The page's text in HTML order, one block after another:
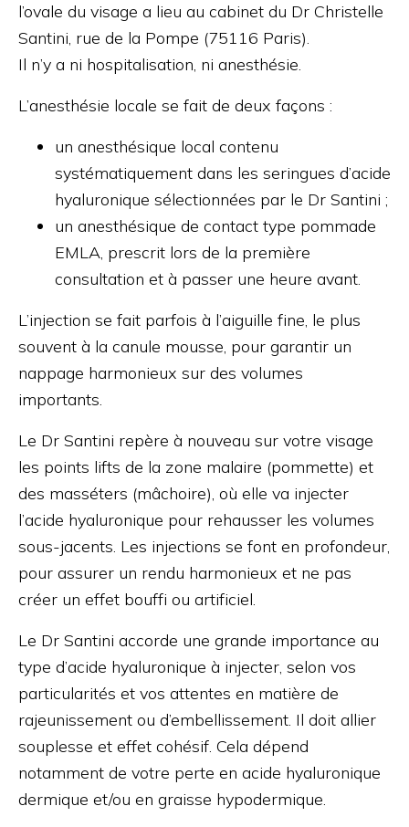
l’ovale du visage a lieu au cabinet du Dr Christelle
Santini, rue de la Pompe (75116 Paris).
Il n’y a ni hospitalisation, ni anesthésie.
L’anesthésie locale se fait de deux façons :
un anesthésique local contenu
systématiquement dans les seringues d’acide
hyaluronique sélectionnées par le Dr Santini ;
un anesthésique de contact type pommade
EMLA, prescrit lors de la première
consultation et à passer une heure avant.
L’injection se fait parfois à l’aiguille fine, le plus
souvent à la canule mousse, pour garantir un
nappage harmonieux sur des volumes
importants.
Le Dr Santini repère à nouveau sur votre visage
les points lifts de la zone malaire (pommette) et
des masséters (mâchoire), où elle va injecter
l’acide hyaluronique pour rehausser les volumes
sous-jacents. Les injections se font en profondeur,
pour assurer un rendu harmonieux et ne pas
créer un effet bouffi ou artificiel.
Le Dr Santini accorde une grande importance au
type d’acide hyaluronique à injecter, selon vos
particularités et vos attentes en matière de
rajeunissement ou d’embellissement. Il doit allier
souplesse et effet cohésif. Cela dépend
notamment de votre perte en acide hyaluronique
dermique et/ou en graisse hypodermique.